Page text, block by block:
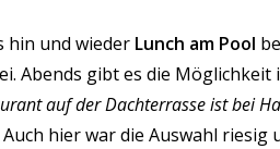
hin und wieder Lunch am Pool
Abends gibt es die
auf der Dachterrasse ist bei
hier war die Auswahl riesig